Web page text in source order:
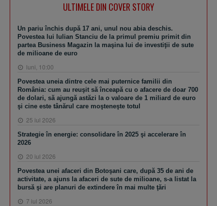
ULTIMELE DIN COVER STORY
Un pariu închis după 17 ani, unul nou abia deschis.
Povestea lui Iulian Stanciu de la primul premiu primit din
partea Business Magazin la maşina lui de investiţii de sute
de milioane de euro
luni, 10:00
Povestea uneia dintre cele mai puternice familii din
România: cum au reuşit să înceapă cu o afacere de doar 700
de dolari, să ajungă astăzi la o valoare de 1 miliard de euro
şi cine este tânărul care moşteneşte totul
25 iul 2026
Strategie în energie: consolidare în 2025 şi accelerare în
2026
20 iul 2026
Povestea unei afaceri din Botoşani care, după 35 de ani de
activitate, a ajuns la afaceri de sute de milioane, s-a listat la
bursă şi are planuri de extindere în mai multe ţări
7 iul 2026